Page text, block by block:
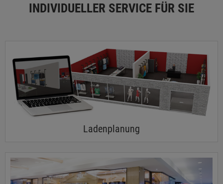
INDIVIDUELLER SERVICE FÜR SIE
Ladenplanung